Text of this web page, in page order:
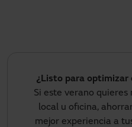
¿Listo para optimizar
Si este verano
local u oficina,
mejor experiencia a